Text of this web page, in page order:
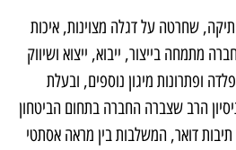
שחרטה על דגלה מצוינות, איכות
מתמחה בייצור, ייבוא, ייצוא ושיווק
ופתרונות מיגון נוספים, ובעלת
הרב שצברה החברה בתחום הביטחון
תיבות דואר, המשלבות בין מראה אסתטי